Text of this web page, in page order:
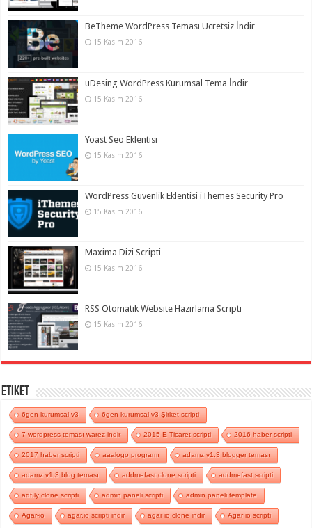
BeTheme WordPress Teması Ücretsiz İndir
15 Kasım 2016
uDesing WordPress Kurumsal Tema İndir
15 Kasım 2016
Yoast Seo Eklentisi
15 Kasım 2016
WordPress Güvenlik Eklentisi iThemes Security Pro
15 Kasım 2016
Maxima Dizi Scripti
15 Kasım 2016
RSS Otomatik Website Hazırlama Scripti
15 Kasım 2016
Etiket
6gen kurumsal v3 6gen kurumsal v3 Şirket scripti
7 wordpress teması warez indir 2015 E Ticaret scripti 2016 haber scripti
2017 haber scripti aaalogo programı adamz v1.3 blogger teması
adamz v1.3 blog teması addmefast clone scripti addmefast scripti
adf.ly clone scripti admin paneli scripti admin paneli template
Agar-io agar.io scripti indir agar io clone indir Agar io scripti